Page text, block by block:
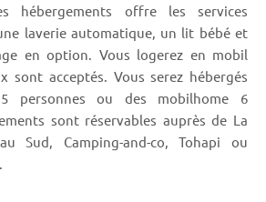
hébergements offre les services
laverie automatique, un lit bébé et
en option. Vous logerez en mobil
sont acceptés. Vous serez hébergés
personnes ou des mobilhome 6
sont réservables auprès de La
Sud, Camping-and-co, Tohapi ou